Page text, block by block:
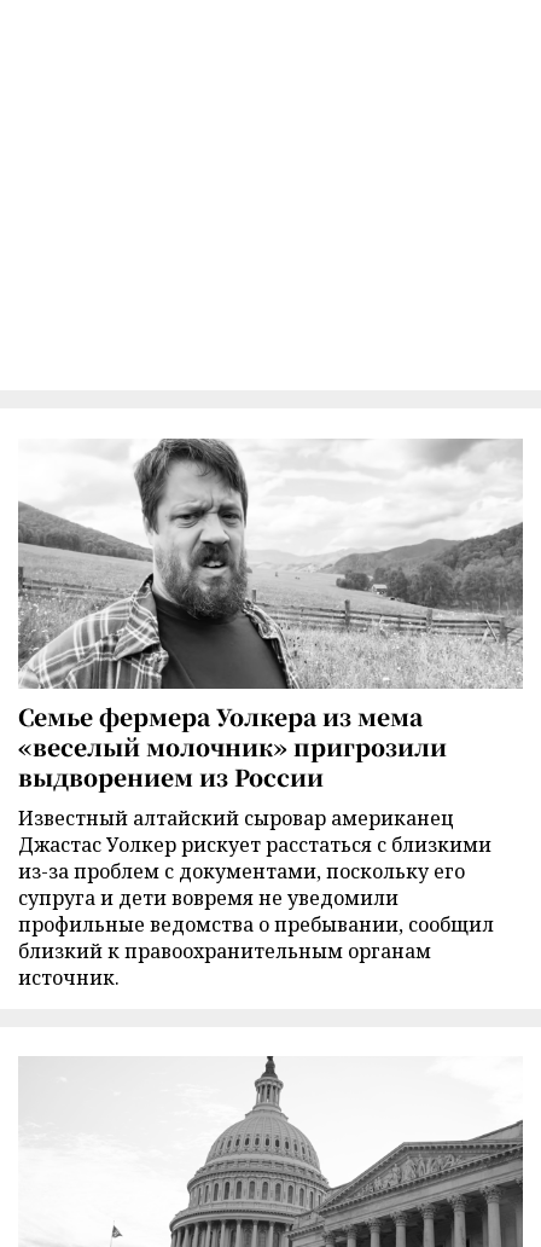
Семье фермера Уолкера из мема
«веселый молочник» пригрозили
выдворением из России
Известный алтайский сыровар американец
Джастас Уолкер рискует расстаться с близкими
из-за проблем с документами, поскольку его
супруга и дети вовремя не уведомили
профильные ведомства о пребывании, сообщил
близкий к правоохранительным органам
источник.